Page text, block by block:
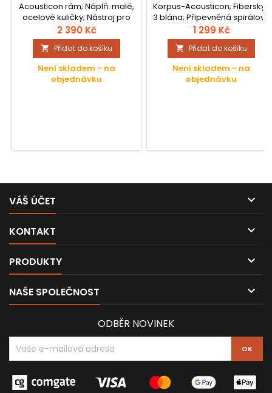
Acousticon rám; Náplň: malé,
ocelové kuličky; Nástroj pro
efekty; Ideální pro hudbu,
terapii hudbou a činnost s
dětmi; Imituje zvuk - šum
mořského příboje; Fish
Graphic ;
2 390 Kč
 Přidat do košíku
Není skladem - na
objednávku
Korpus-Acousticon; Fiberskyn
3 blána; Připevněná spirálová
pružina na napnuté bláně
vydává efekt/zvuk; Efekt:
hrom/bouřka; Stormy Finish;
Šikmé;
1 299 Kč
 Přidat do košíku
Není skladem - na
objednávku
VÁŠ ÚČET 
KONTAKT 
PRODUKTY 
NAŠE SPOLEČNOST 
ODBĚR NOVINEK